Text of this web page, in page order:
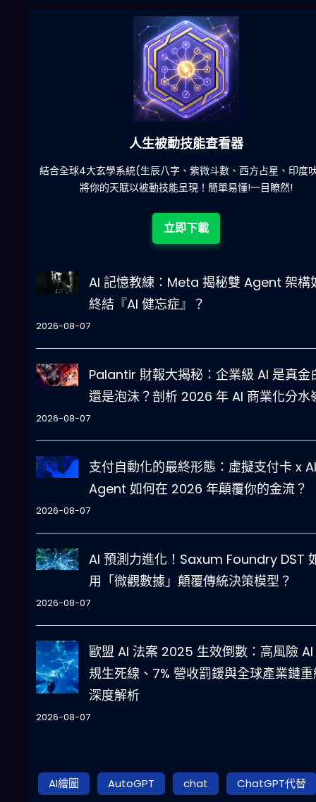
六合彩發達神器
減少超過500萬個低概率中獎組合，提高中獎率
立即下載
AI 記憶教練：Meta 揭秘雙 Agent 架構
終結『AI 健忘症』？
2026-08-07
Palantir 財報大揭秘：企業級 AI 是真金
還是泡沫？剖析 2026 年 AI 商業化分水
2026-08-07
支付自動化的最終形態：虛擬支付卡 x AI
Agent 如何在 2026 年顛覆你的金流？
2026-08-07
AI 預測力進化！Saxum Foundry DST
用「微觀數據」顛覆傳統決策模型？
2026-08-07
歐盟 AI 法案 2025 生效倒數：高風險
規生死線、7% 營收罰鍰與全球產業鏈
深度解析
2026-08-07
AI繪圖 AutoGPT chat ChatGPT代替